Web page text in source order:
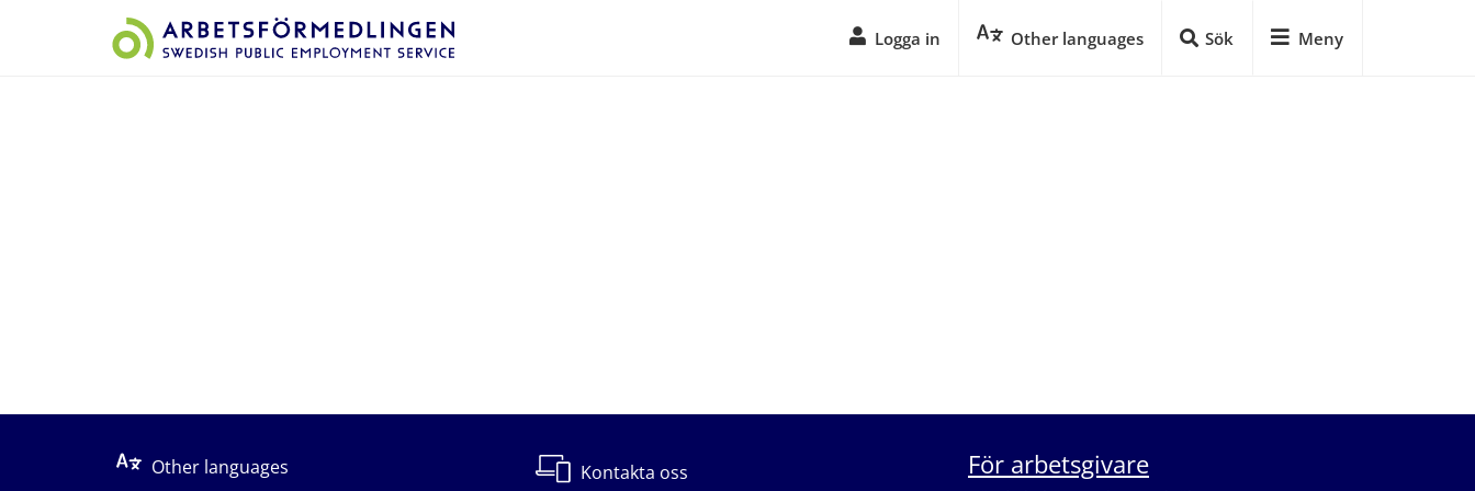
Logga in Other languages Sök Meny
Other languages
Kontakta oss För arbetsgivare